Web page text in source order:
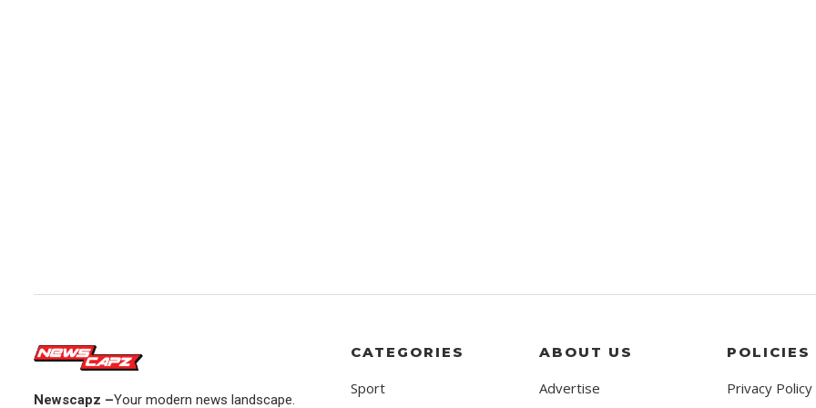
Newscapz –Your modern news landscape.
CATEGORIES
Sport
ABOUT US
Advertise
POLICIES
Privacy Policy